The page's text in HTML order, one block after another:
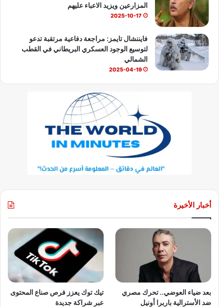
المزارعين ويزيد الاعباء عليهم
2025-10-17
فايننشال تايمز: مراجعة دفاعية مرتقبة تدعو
لتوسيع الوجود العسكري البريطاني في القطب
الشمالي
2025-04-19
أخبار الأخيرة
بعد ضياء العوضي.. تحرك مصري
ضد الأسترالية باربرا أونيل
تيك توك يعزز فرص صناع المحتوى
عبر شراكة جديدة